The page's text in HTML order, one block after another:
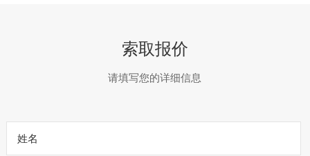
索取报价
请填写您的详细信息